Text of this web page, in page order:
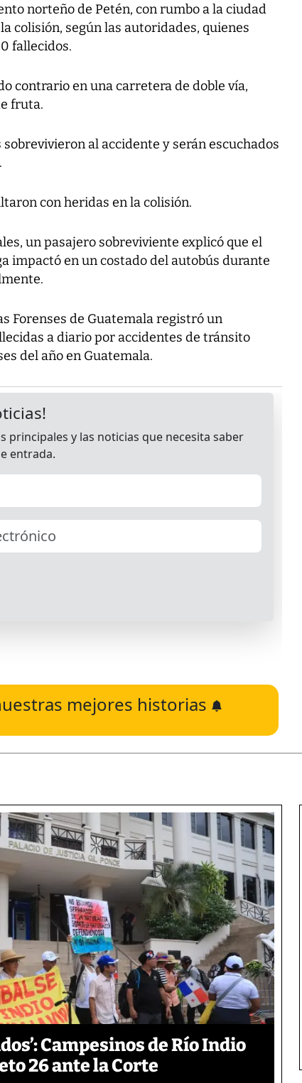
norteño de Petén, con rumbo a la ciudad
colisión, según las autoridades, quienes
fallecidos.
contrario en una carretera de doble vía,
fruta.
al accidente y serán escuchados
con heridas en la colisión.
un pasajero sobreviviente explicó que el
impactó en un costado del autobús durante
Forenses de Guatemala registró un
a diario por accidentes de tránsito
del año en Guatemala.
mejores historias
Campesinos de Río Indio
26 ante la Corte